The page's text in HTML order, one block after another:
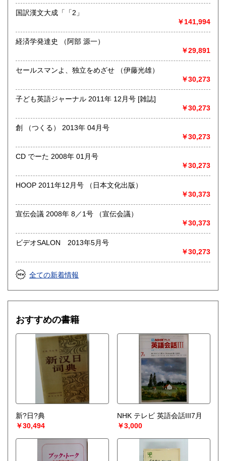
書籍の買取について
取り扱い分野
総記、哲学宗教、歴史、社会科学、自然科学、美術工芸、国
語国文、外国文学、古典籍、近代文献、趣味、外国書、サブ
カルチャー、古書一般（その他）
国訳漢文大成「「2」
￥141,994
経済学発達史 （阿部 源一）
￥29,891
セールスマンよ、独立をめざせ （伊藤光雄）
￥30,273
子ども英語ジャーナル 2011年 12月号 [雑誌]
￥30,273
創 （つくる） 2013年 04月号
￥30,273
CD でーた 2008年 01月号
￥30,273
HOOP 2011年12月号 （日本文化出版）
￥30,373
宣伝会議 2008年 8／1号 （宣伝会議）
￥30,373
ビデオSALON 2013年5月号
￥30,273
全ての新着情報
おすすめの書籍
新?日?典
￥30,494
NHK テレビ 英語会話III7月
￥3,000